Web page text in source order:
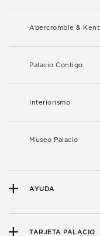
Abercrombie & Kent
Palacio Contigo
Interiorismo
Museo Palacio
AYUDA
TARJETA PALACIO